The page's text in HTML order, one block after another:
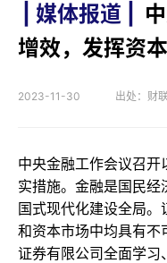
| 媒体报道 |
增效，发挥资
2023-11-30 出处：财
中央金融工作会议召
实措施。金融是国民
国式现代化建设全局
和资本市场中均具有不
证券有限公司全面学习